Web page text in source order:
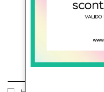
ISCRIVITI